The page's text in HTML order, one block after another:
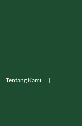
Tentang Kami